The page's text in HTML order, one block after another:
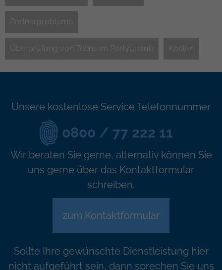
Partnerprobleme
Überprüfung von Teens im Partyurlaub Kosten
Unsere kostenlose Service Telefonnummer
0800 / 77 222 11
Wir beraten Sie gerne, alternativ können Sie
uns gerne über das Kontaktformular
schreiben.
zum Kontaktformular
Sollte Ihre gewünschte Dienstleistung hier
nicht aufgeführt sein, dann sprechen Sie uns